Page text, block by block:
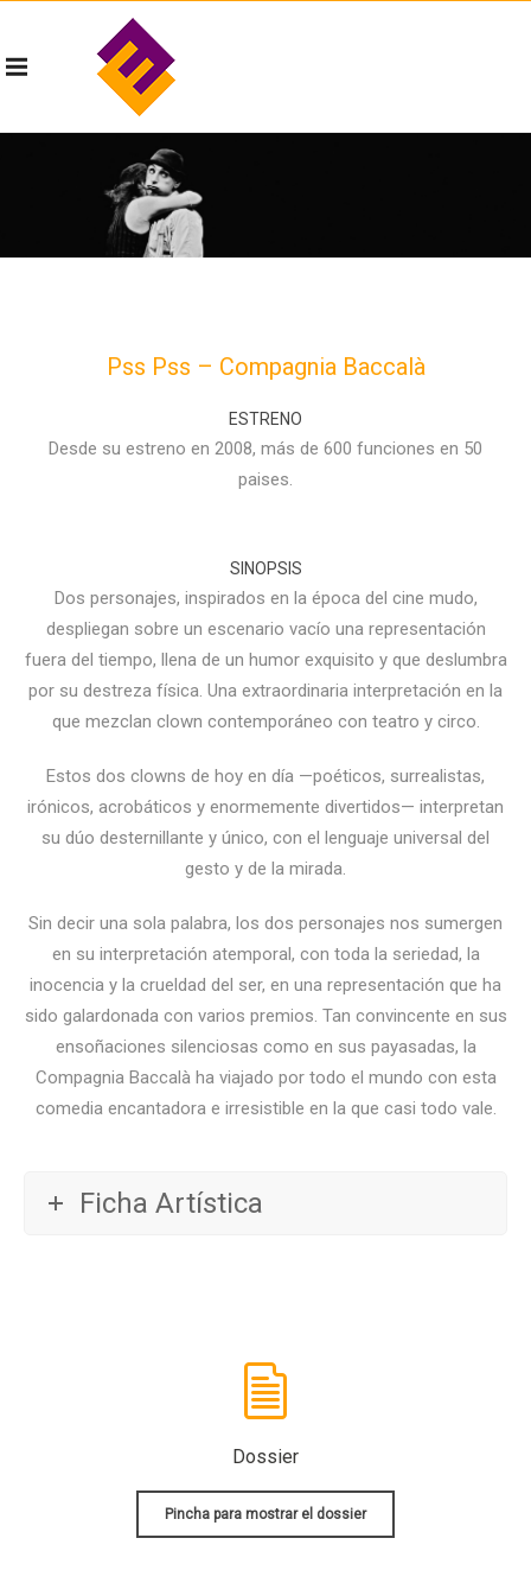
Pss Pss – Compagnia Baccalà
ESTRENO
Desde su estreno en 2008, más de 600 funciones en 50
paises.
SINOPSIS
Dos personajes, inspirados en la época del cine mudo,
despliegan sobre un escenario vacío una representación
fuera del tiempo, llena de un humor exquisito y que deslumbra
por su destreza física. Una extraordinaria interpretación en la
que mezclan clown contemporáneo con teatro y circo.
Estos dos clowns de hoy en día —poéticos, surrealistas,
irónicos, acrobáticos y enormemente divertidos— interpretan
su dúo desternillante y único, con el lenguaje universal del
gesto y de la mirada.
Sin decir una sola palabra, los dos personajes nos sumergen
en su interpretación atemporal, con toda la seriedad, la
inocencia y la crueldad del ser, en una representación que ha
sido galardonada con varios premios. Tan convincente en sus
ensoñaciones silenciosas como en sus payasadas, la
Compagnia Baccalà ha viajado por todo el mundo con esta
comedia encantadora e irresistible en la que casi todo vale.
Ficha Artística
Dossier
Pincha para mostrar el dossier